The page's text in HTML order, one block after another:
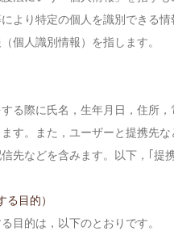
より特定の個人を識別できる
個人識別情報）を指します。
る際に氏名，生年月日，住所
す。また，ユーザーと提携先
先などを含みます。以下，｢提
目的）
目的は，以下のとおりです。